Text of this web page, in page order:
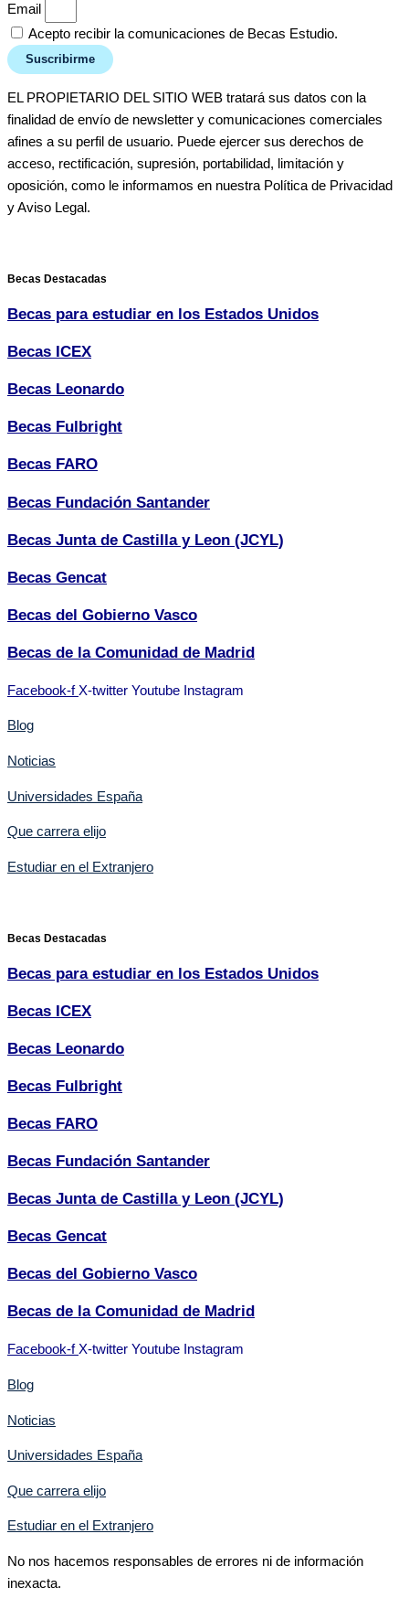
Email
Acepto recibir la comunicaciones de Becas Estudio.
Suscribirme
EL PROPIETARIO DEL SITIO WEB tratará sus datos con la
finalidad de envío de newsletter y comunicaciones comerciales
afines a su perfil de usuario. Puede ejercer sus derechos de
acceso, rectificación, supresión, portabilidad, limitación y
oposición, como le informamos en nuestra Política de Privacidad
y Aviso Legal.
Becas Destacadas
Becas para estudiar en los Estados Unidos
Becas ICEX
Becas Leonardo
Becas Fulbright
Becas FARO
Becas Fundación Santander
Becas Junta de Castilla y Leon (JCYL)
Becas Gencat
Becas del Gobierno Vasco
Becas de la Comunidad de Madrid
Facebook-f X-twitter Youtube Instagram
Blog
Noticias
Universidades España
Que carrera elijo
Estudiar en el Extranjero
Becas Destacadas
Becas para estudiar en los Estados Unidos
Becas ICEX
Becas Leonardo
Becas Fulbright
Becas FARO
Becas Fundación Santander
Becas Junta de Castilla y Leon (JCYL)
Becas Gencat
Becas del Gobierno Vasco
Becas de la Comunidad de Madrid
Facebook-f X-twitter Youtube Instagram
Blog
Noticias
Universidades España
Que carrera elijo
Estudiar en el Extranjero
No nos hacemos responsables de errores ni de información
inexacta.